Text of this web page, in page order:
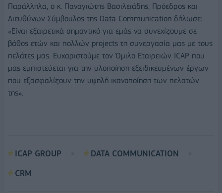
Παράλληλα, ο κ. Παναγιώτης Βασιλειάδης, Πρόεδρος και
Διευθύνων Σύμβουλος της Data Communication δήλωσε:
«Είναι εξαιρετικά σημαντικό για εμάς να συνεχίζουμε σε
βάθος ετών και πολλών projects τη συνεργασία μας με τους
πελάτες μας. Ευχαριστούμε τον Όμιλο Εταιρειών ICAP που
μας εμπιστεύεται για την υλοποίηση εξειδικευμένων έργων
που εξασφαλίζουν την υψηλή ικανοποίηση των πελατών
της».
ICAP GROUP
DATA COMMUNICATION
CRM